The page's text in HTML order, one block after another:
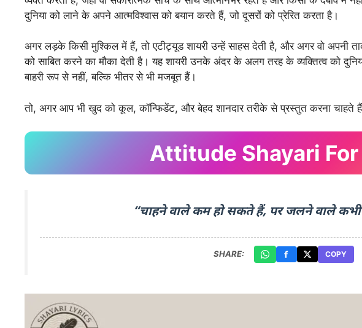
दुनिया को लाने के अपने आत्मविश्वास को बयान करते हैं, जो दूसरों को प्रेरित करता है।
अगर लड़के किसी मुश्किल में हैं, तो एटीट्यूड शायरी उन्हें साहस देती है, और अगर वो अपनी
को साबित करने का मौका देती है। यह शायरी उनके अंदर के अलग तरह के व्यक्तित्व को
बाहरी रूप से नहीं, बल्कि भीतर से भी मजबूत हैं।
तो, अगर आप भी खुद को कूल, कॉन्फिडेंट, और बेहद शानदार तरीके से प्रस्तुत करना चाहते
Attitude Shayari For
“चाहने वाले कम हो सकते हैं, पर जलने वाले
SHARE: COPY